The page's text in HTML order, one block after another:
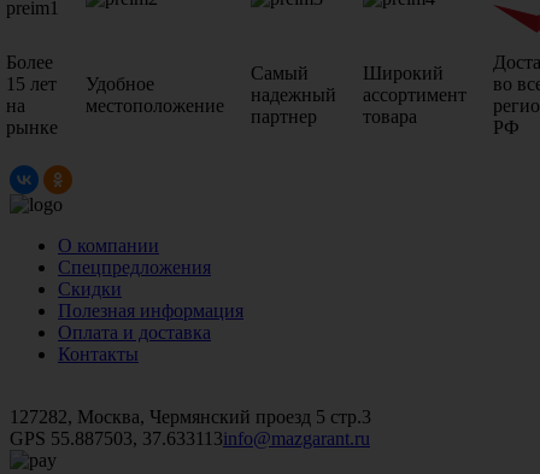
Более
15 лет
на
рынке
Удобное
местоположение
Самый
надежный
партнер
Широкий
ассортимент
товара
во
РФ
О компании
Спецпредложения
Скидки
Полезная информация
Оплата и доставка
Контакты
127282, Москва, Чермянский проезд 5 стр.3
GPS 55.887503, 37.633113info@mazgarant.ru